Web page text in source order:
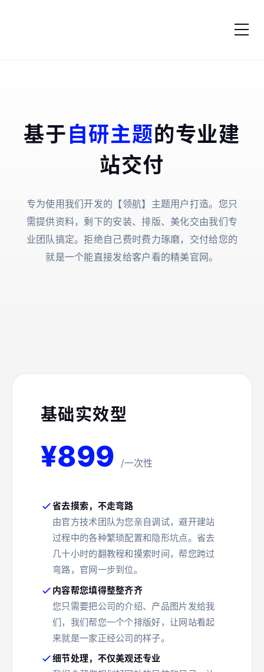
基于自研主题的专业建
站交付
专为使用我们开发的【领航】主题用户打造。您只
需提供资料，剩下的安装、排版、美化交由我们专
业团队搞定。拒绝自己费时费力琢磨，交付给您的
就是一个能直接发给客户看的精美官网。
基础实效型
¥899 /一次性
省去摸索，不走弯路
由官方技术团队为您亲自调试，避开建站
过程中的各种繁琐配置和隐形坑点。省去
几十小时的翻教程和摸索时间，帮您跨过
弯路，官网一步到位。
内容帮您填得整整齐齐
您只需要把公司的介绍、产品图片发给我
们，我们帮您一个个排版好，让网站看起
来就是一家正经公司的样子。
细节处理，不仅美观还专业